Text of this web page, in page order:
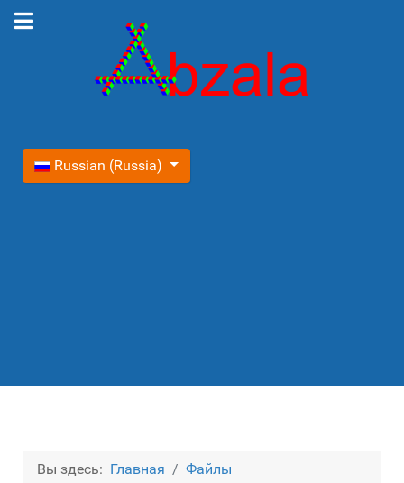
Выберите язык
Russian (Russia)
Вы здесь: Главная
Файлы